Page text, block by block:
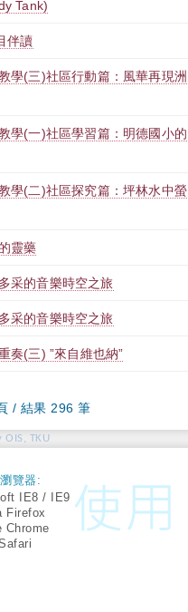
Tank)
伴讀
學(三)社區行動篇：風華再現洲
學(一)社區學習篇：明德國小的
學(二)社區探究篇：坪林水中螢
靈藥
采的音樂時空之旅
采的音樂時空之旅
奏(三) ”來自維也納”
/ 結果 296 筆
TKU
覽器:
IE8 / IE9
Firefox
Chrome